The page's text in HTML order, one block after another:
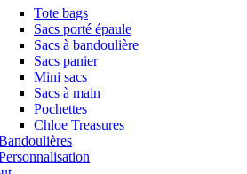
Tote bags
Sacs porté épaule
Sacs à bandoulière
Sacs panier
Mini sacs
Sacs à main
Pochettes
Chloe Treasures